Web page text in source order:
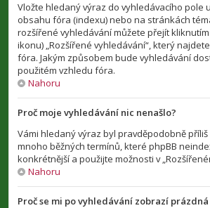
Vložte hledaný výraz do vyhledávacího pole
obsahu fóra (indexu) nebo na stránkách
rozšířené vyhledávání můžete přejít
ikonu) „Rozšířené vyhledávání“, který
fóra. Jakým způsobem bude vyhledávání
použitém vzhledu fóra.
Nahoru
Proč moje vyhledávání nic nenašlo?
Vámi hledaný výraz byl pravděpodobně
mnoho běžných termínů, které phpBB
konkrétnější a použijte možnosti v
Nahoru
Proč se mi po vyhledávání zobrazí